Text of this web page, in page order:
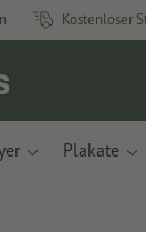
Kostenloser
Plakate